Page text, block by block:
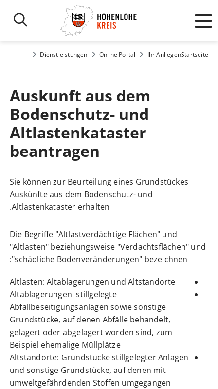
Startseite
Ihr Anliegen
Online Portal
Dienstleistungen
Auskunft aus dem
Bodenschutz- und
Altlastenkataster
beantragen
Sie können zur Beurteilung eines Grundstückes
Auskünfte aus dem Bodenschutz- und
Altlastenkataster erhalten.
Die Begriffe "Altlastverdächtige Flächen" und
"Altlasten" beziehungsweise "Verdachtsflächen" und
"schädliche Bodenveränderungen" bezeichnen:
Altlasten: Altablagerungen und Altstandorte
Altablagerungen: stillgelegte
Abfallbeseitigungsanlagen sowie sonstige
Grundstücke, auf denen Abfälle behandelt,
gelagert oder abgelagert worden sind, zum
Beispiel ehemalige Müllplätze
Altstandorte: Grundstücke stillgelegter Anlagen
und sonstige Grundstücke, auf denen mit
umweltgefährdenden Stoffen umgegangen